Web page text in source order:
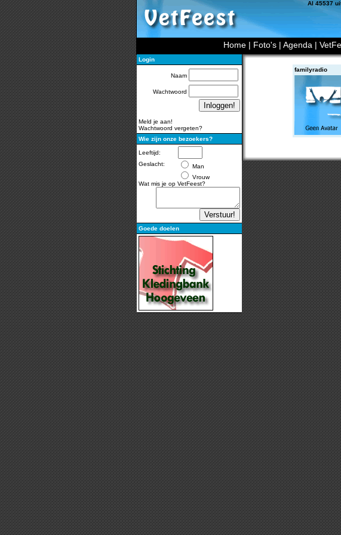
Al 45537
Home | Foto's | Agenda |
Login
Naam
Wachtwoord
Meld je aan!
Wachtwoord vergeten?
Wie zijn onze bezoekers?
Leeftijd:
Geslacht:
Man
Vrouw
Wat mis je op VetFeest?
Goede doelen
familyradio